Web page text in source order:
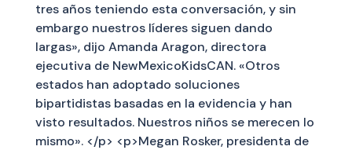
tres años teniendo esta conversación, y sin
embargo nuestros líderes siguen dando
largas», dijo Amanda Aragon, directora
ejecutiva de NewMexicoKidsCAN. «Otros
estados han adoptado soluciones
bipartidistas basadas en la evidencia y han
visto resultados. Nuestros niños se merecen lo
mismo». </p> <p>Megan Rosker, presidenta de